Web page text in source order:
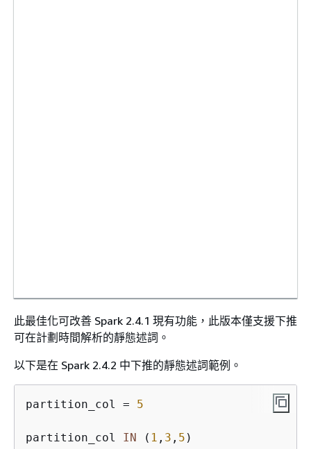
此最佳化可改善 Spark 2.4.1 現有功能，此版本僅支援下推
可在計劃時間解析的靜態述詞。
以下是在 Spark 2.4.2 中下推的靜態述詞範例。
partition_col = 5
partition_col IN ( 1 , 3 , 5 )